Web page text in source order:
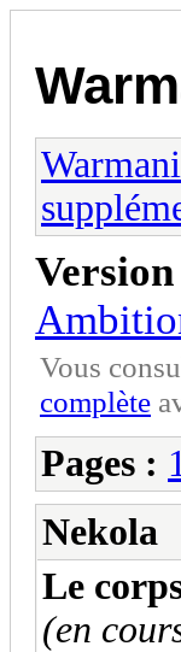
Vous
complète
Pages : 1
Nekola
Le
(en